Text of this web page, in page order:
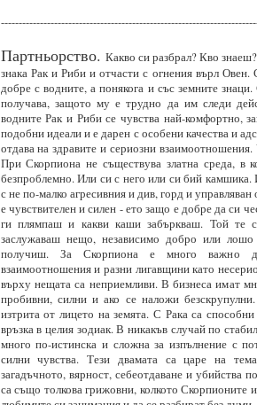
Партньорство. Какво си разбрал? Кво
знака Рак и Риби и отчасти с огнения върл Овен.
добре с водните, а понякога и със земните
получава, защото му е трудно да им следи
водните Рак и Риби се чувства най-комфортно,
подобни идеали и е дарен с особени качества и
отдава на здравите и сериозни
При Скорпиона не съществува златна среда, в
безпроблемно. Или си с него или си бий
с не по-малко агресивния и див, горд и
е чувствителен и силен - ето защо е добре да си
ги плямпаш и какви каши забъркваш. Той те
заслужаваш нещо, независимо добро или
получиш. За Скорпиона е много важно
взаимоотношения и разни лигавщини като
върху нещата са неприемливи. В бизнеса имат
пробивни, силни и ако се наложи
изтрита от лицето на земята. С Рака са
връзка в целия зодиак. В никакъв случай по
много по-истинска и сложна за изпълнение с
силни чувства. Тези двамата са царе на
загадъчното, вярност, себеотдаване и убийства
са също толкова грижовни, колкото Скорпионите